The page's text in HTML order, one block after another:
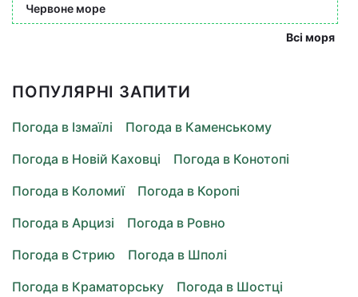
Червоне море
Всі моря
ПОПУЛЯРНІ ЗАПИТИ
Погода в Ізмаїлі
Погода в Каменському
Погода в Новій Каховці
Погода в Конотопі
Погода в Коломиї
Погода в Коропі
Погода в Арцизі
Погода в Ровно
Погода в Стрию
Погода в Шполі
Погода в Краматорську
Погода в Шостці